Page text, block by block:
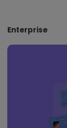
Enterprise